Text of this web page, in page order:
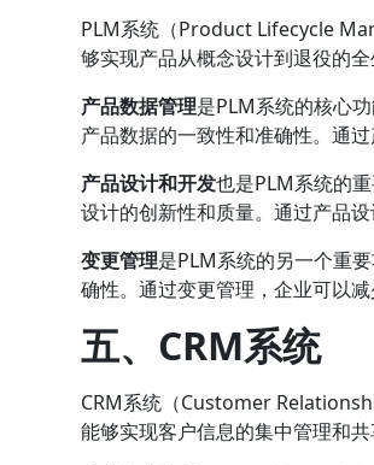
PLM系统（Product Lifecycle
够实现产品从概念设计到退役的
产品数据管理是PLM系统的核心
产品数据的一致性和准确性。通
产品设计和开发也是PLM系统的
设计的创新性和质量。通过产品
变更管理是PLM系统的另一个重
确性。通过变更管理，企业可以
五、CRM系统
CRM系统（Customer
能够实现客户信息的集中管理和